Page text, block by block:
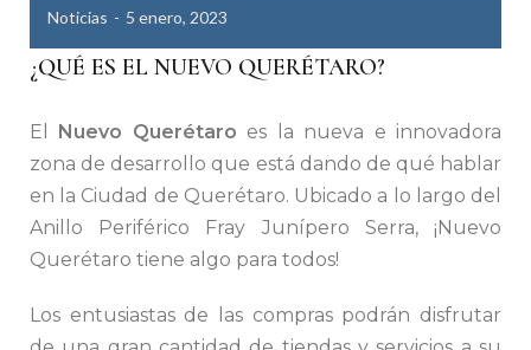
Noticias 5 enero, 2023
¿QUÉ ES EL NUEVO QUERÉTARO?
El Nuevo Querétaro es la nueva e innovadora
zona de desarrollo que está dando de qué hablar
en la Ciudad de Querétaro. Ubicado a lo largo del
Anillo Periférico Fray Junípero Serra, ¡Nuevo
Querétaro tiene algo para todos!
Los entusiastas de las compras podrán disfrutar